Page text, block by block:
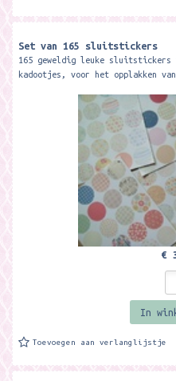
Set van 165 sluitstickers
165 geweldig leuke
kadootjes, voor het opplakken
€
In
Toevoegen aan verlanglijstje